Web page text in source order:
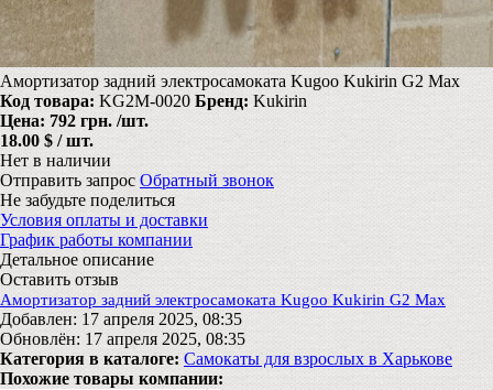
Амортизатор задний электросамоката Kugoo Kukirin G2 Max
Код товара: KG2M-0020 Бренд: Kukirin
Цена: 792 грн. /шт.
18.00 $ / шт.
Нет в наличии
Отправить запрос Обратный звонок
Не забудьте поделиться
Условия оплаты и доставки
График работы компании
Детальное описание
Оставить отзыв
Амортизатор задний электросамоката Kugoo Kukirin G2 Max
Добавлен: 17 апреля 2025, 08:35
Обновлён: 17 апреля 2025, 08:35
Категория в каталоге: Самокаты для взрослых в Харькове
Похожие товары компании: